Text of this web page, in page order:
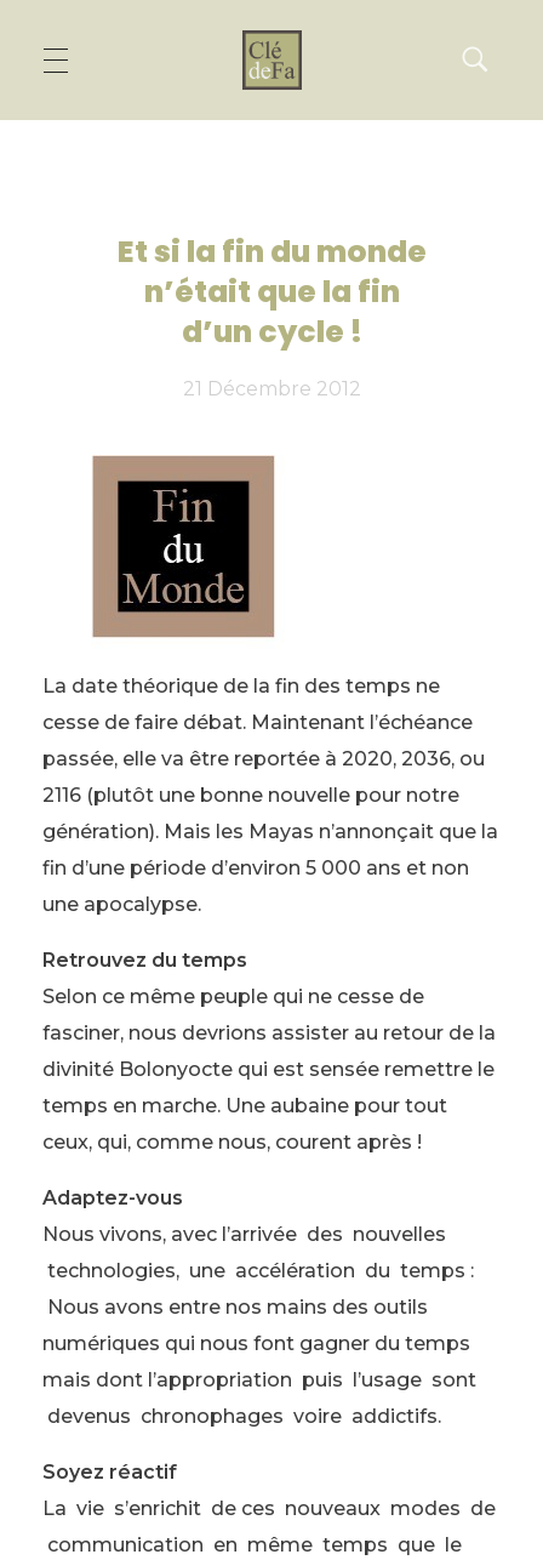
Et si la fin du monde
n’était que la fin
d’un cycle !
21 Décembre 2012
La date théorique de la fin des temps ne
cesse de faire débat. Maintenant l’échéance
passée, elle va être reportée à 2020, 2036, ou
2116 (plutôt une bonne nouvelle pour notre
génération). Mais les Mayas n’annonçait que la
fin d’une période d’environ 5 000 ans et non
une apocalypse.
Retrouvez du temps
Selon ce même peuple qui ne cesse de
fasciner, nous devrions assister au retour de la
divinité Bolonyocte qui est sensée remettre le
temps en marche. Une aubaine pour tout
ceux, qui, comme nous, courent après !
Adaptez-vous
Nous vivons, avec l’arrivée des nouvelles
technologies, une accélération du temps :
Nous avons entre nos mains des outils
numériques qui nous font gagner du temps
mais dont l’appropriation puis l’usage sont
devenus chronophages voire addictifs.
Soyez réactif
La vie s’enrichit de ces nouveaux modes de
communication en même temps que le